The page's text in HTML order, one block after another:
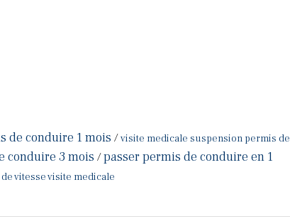
de conduire 1 mois /visite medicale suspension permis de
conduire 3 mois /passer permis de conduire en 1
vitesse visite medicale